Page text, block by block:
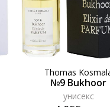
Thomas
№9 Bukhoor
унисекс